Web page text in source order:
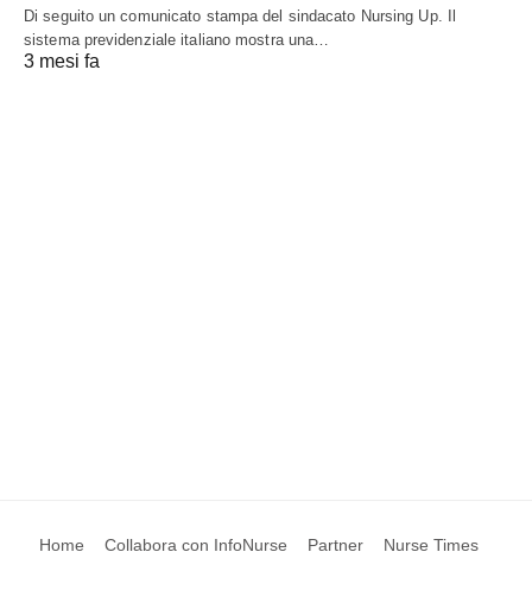
Di seguito un comunicato stampa del sindacato Nursing Up. Il
sistema previdenziale italiano mostra una…
3 mesi fa
Home Collabora con InfoNurse Partner Nurse Times